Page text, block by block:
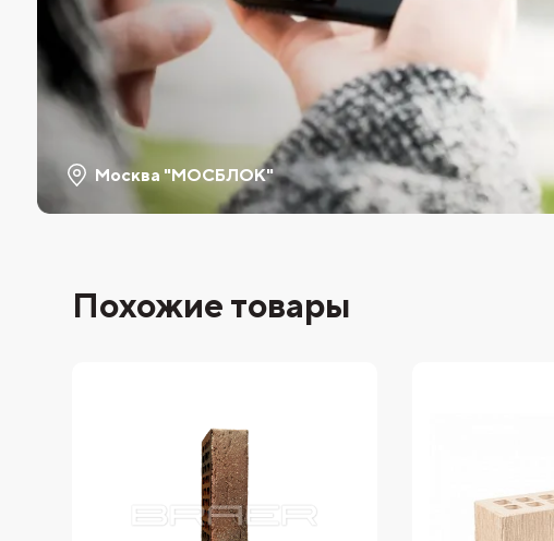
Москва "МОСБЛОК"
Похожие товары